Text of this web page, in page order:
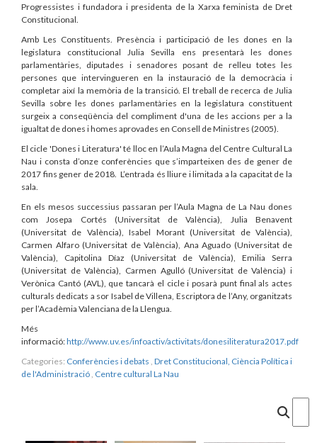
Progressistes i fundadora i presidenta de la Xarxa feminista de Dret
Constitucional.
Amb Les Constituents. Presència i participació de les dones en la
legislatura constitucional Julia Sevilla ens presentarà les dones
parlamentàries, diputades i senadores posant de relleu totes les
persones que intervingueren en la instauració de la democràcia i
completar així la memòria de la transició. El treball de recerca de Julia
Sevilla sobre les dones parlamentàries en la legislatura constituent
surgeix a conseqüència del compliment d'una de les accions per a la
igualtat de dones i homes aprovades en Consell de Ministres (2005).
El cicle 'Dones i Literatura' té lloc en l’Aula Magna del Centre Cultural La
Nau i consta d’onze conferències que s’imparteixen des de gener de
2017 fins gener de 2018. L’entrada és lliure i limitada a la capacitat de la
sala.
En els mesos successius passaran per l’Aula Magna de La Nau dones
com Josepa Cortés (Universitat de València), Julia Benavent
(Universitat de València), Isabel Morant (Universitat de València),
Carmen Alfaro (Universitat de València), Ana Aguado (Universitat de
València), Capitolina Díaz (Universitat de València), Emilia Serra
(Universitat de València), Carmen Agulló (Universitat de València) i
Verònica Cantó (AVL), que tancarà el cicle i posarà punt final als actes
culturals dedicats a sor Isabel de Villena, Escriptora de l’Any, organitzats
per l’Acadèmia Valenciana de la Llengua.
Més
informació:http://www.uv.es/infoactiv/activitats/donesiliteratura2017.pdf
Categories: Conferències i debats Dret Constitucional, Ciència Política i
de l'Administració Centre cultural La Nau